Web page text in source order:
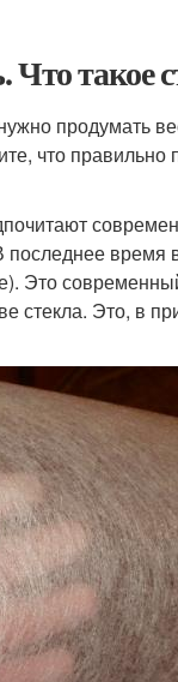
такое
продумать
что правильно
время
Это
стекла. Это, в